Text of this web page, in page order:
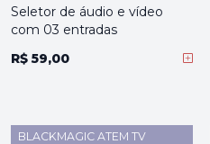
Seletor de áudio e vídeo
com 03 entradas
R$ 59,00
BLACKMAGIC ATEM TV